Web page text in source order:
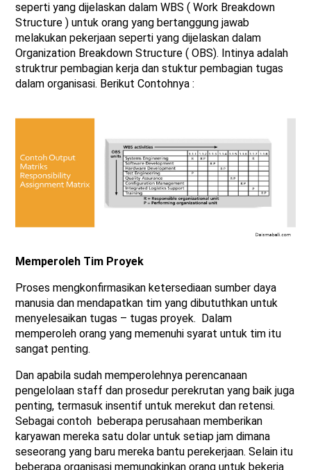
seperti yang dijelaskan dalam WBS ( Work Breakdown
Structure ) untuk orang yang bertanggung jawab
melakukan pekerjaan seperti yang dijelaskan dalam
Organization Breakdown Structure ( OBS). Intinya adalah
struktrur pembagian kerja dan stuktur pembagian tugas
dalam organisasi. Berikut Contohnya :
Memperoleh Tim Proyek
Proses mengkonfirmasikan ketersediaan sumber daya
manusia dan mendapatkan tim yang dibututhkan untuk
menyelesaikan tugas – tugas proyek. Dalam
memperoleh orang yang memenuhi syarat untuk tim itu
sangat penting.
Dan apabila sudah memperolehnya perencanaan
pengelolaan staff dan prosedur perekrutan yang baik juga
penting, termasuk insentif untuk merekut dan retensi.
Sebagai contoh beberapa perusahaan memberikan
karyawan mereka satu dolar untuk setiap jam dimana
seseorang yang baru mereka bantu perekerjaan. Selain itu
beberapa organisasi memungkinkan orang untuk bekerja